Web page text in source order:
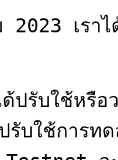
2023 เ
ปรับใช้หรื
รับใช้การ